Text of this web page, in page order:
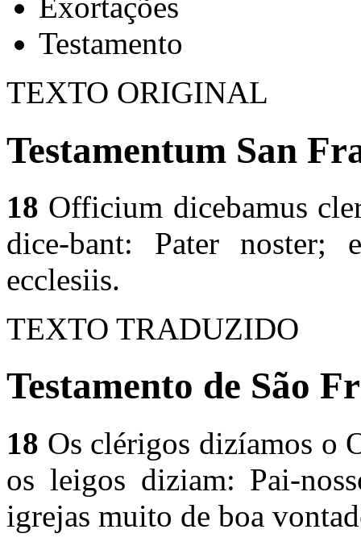
Exortações
Testamento
TEXTO ORIGINAL
Testamentum San
18 Officium dicebamus
dice-bant: Pater noster;
ecclesiis.
TEXTO TRADUZIDO
Testamento de São
18 Os clérigos dizíamos o
os leigos diziam: Pai-
igrejas muito de boa